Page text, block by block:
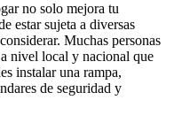
no solo mejora tu
estar sujeta a diversas
Muchas personas
nivel local y nacional que
instalar una rampa,
de seguridad y